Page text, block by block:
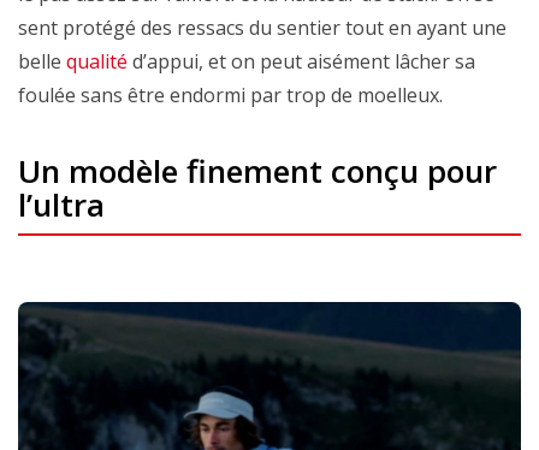
sent protégé des ressacs du sentier tout en ayant une
belle qualité d’appui, et on peut aisément lâcher sa
foulée sans être endormi par trop de moelleux.
Un modèle finement conçu pour
l’ultra